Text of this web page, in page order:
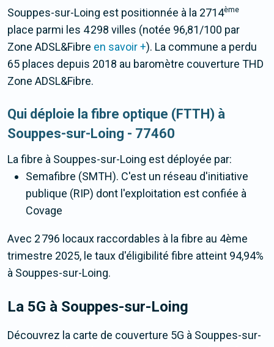
Souppes-sur-Loing est positionnée à la 2714ème
place parmi les 4 298 villes (notée 96,81/100 par
Zone ADSL&Fibre en savoir +). La commune a perdu
65 places depuis 2018 au baromètre couverture THD
Zone ADSL&Fibre.
Qui déploie la fibre optique (FTTH) à
Souppes-sur-Loing - 77460
La fibre à Souppes-sur-Loing est déployée par:
Semafibre (SMTH). C'est un réseau d'initiative
publique (RIP) dont l'exploitation est confiée à
Covage
Avec 2 796 locaux raccordables à la fibre au 4ème
trimestre 2025, le taux d'éligibilité fibre atteint 94,94%
à Souppes-sur-Loing.
La 5G à Souppes-sur-Loing
Découvrez la carte de couverture 5G à Souppes-sur-